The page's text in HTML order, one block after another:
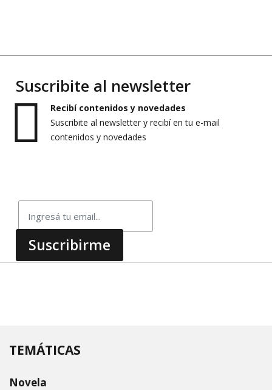
Suscribite al newsletter
Recibí contenidos y novedades
Suscribite al newsletter y recibí en tu e-mail
contenidos y novedades
TEMÁTICAS
Novela